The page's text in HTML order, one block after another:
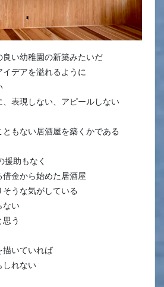
い幼稚園の新築みたいだ
デアを溢れるように
表現しない、アピールしない
もない居酒屋を築くかである
助もなく
金から始めた居酒屋
うな気がしている
ない
う
描いていれば
しれない